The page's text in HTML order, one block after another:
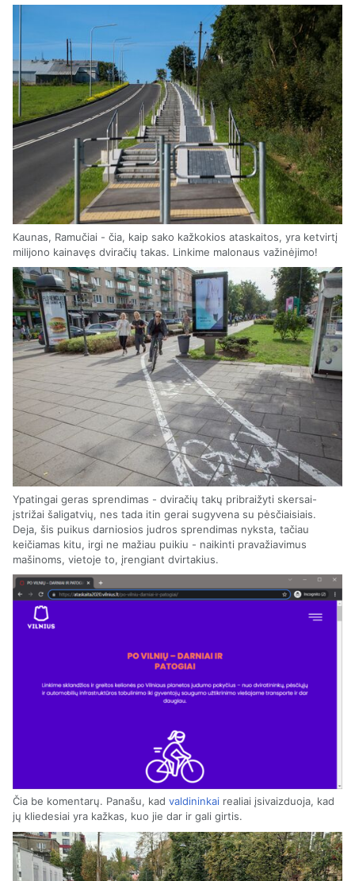
Kaunas, Ramučiai - čia, kaip sako kažkokios ataskaitos, yra ketvirtį
milijono kainavęs dviračių takas. Linkime malonaus važinėjimo!
Ypatingai geras sprendimas - dviračių takų pribraižyti skersai-
įstrižai šaligatvių, nes tada itin gerai sugyvena su pėsčiaisiais.
Deja, šis puikus darniosios judros sprendimas nyksta, tačiau
keičiamas kitu, irgi ne mažiau puikiu - naikinti pravažiavimus
mašinoms, vietoje to, įrengiant dvirtakius.
Čia be komentarų. Panašu, kad valdininkai realiai įsivaizduoja, kad
jų kliedesiai yra kažkas, kuo jie dar ir gali girtis.